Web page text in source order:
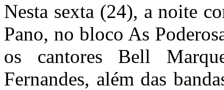
Nesta sexta (24), a noite
Pano, no bloco As
os cantores Bell
Fernandes, além das